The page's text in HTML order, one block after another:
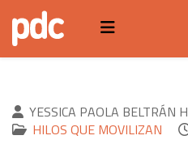
YESSICA PAOLA BELTRÁN
HILOS QUE MOVILIZAN